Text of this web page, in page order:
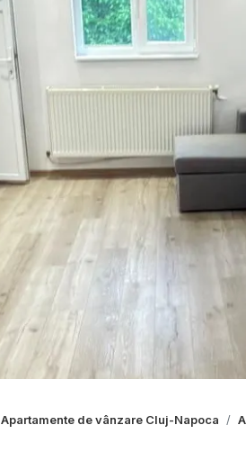
Apartamente de vânzare Cluj-Napoca